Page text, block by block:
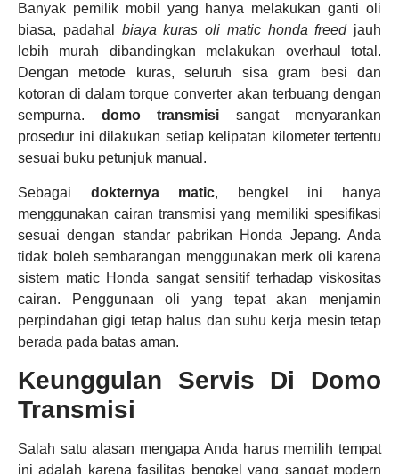
Banyak pemilik mobil yang hanya melakukan ganti oli
biasa, padahal biaya kuras oli matic honda freedjauh
lebih murah dibandingkan melakukan overhaul total.
Dengan metode kuras, seluruh sisa gram besi dan
kotoran di dalam torque converter akan terbuang dengan
sempurna. domo transmisi sangat menyarankan
prosedur ini dilakukan setiap kelipatan kilometer tertentu
sesuai buku petunjuk manual.
Sebagai dokternya matic, bengkel ini hanya
menggunakan cairan transmisi yang memiliki spesifikasi
sesuai dengan standar pabrikan Honda Jepang. Anda
tidak boleh sembarangan menggunakan merk oli karena
sistem matic Honda sangat sensitif terhadap viskositas
cairan. Penggunaan oli yang tepat akan menjamin
perpindahan gigi tetap halus dan suhu kerja mesin tetap
berada pada batas aman.
Keunggulan Servis Di Domo
Transmisi
Salah satu alasan mengapa Anda harus memilih tempat
ini adalah karena fasilitas bengkel yang sangat modern